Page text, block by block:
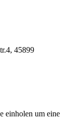
45899
einholen um eine